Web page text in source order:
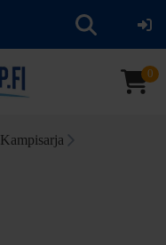
0
Kampisarja